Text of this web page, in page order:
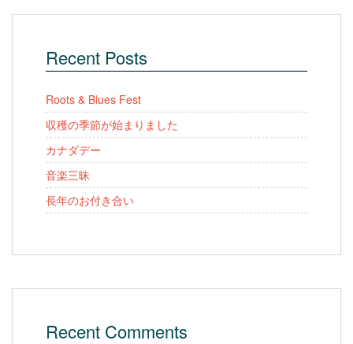
Recent Posts
Roots & Blues Fest
収穫の季節が始まりました
カナダデー
音楽三昧
長年のお付き合い
Recent Comments